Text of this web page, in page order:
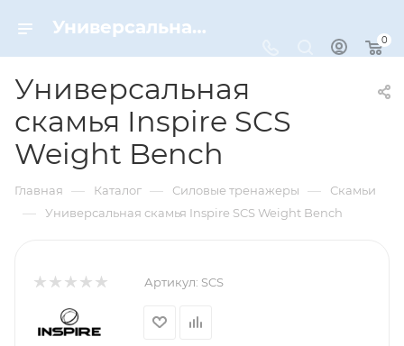
Универсальная скамья Inspire SCS Weight Bench – купить по цене 64900 руб. в интернет-магазине Dynamic-Sport
0
Универсальная
скамья Inspire SCS
Weight Bench
Главная — Каталог — Силовые тренажеры — Скамьи
— Универсальная скамья Inspire SCS Weight Bench
Артикул: SCS